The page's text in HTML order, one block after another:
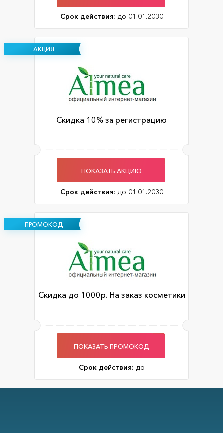
Срок действия: до 01.01.2030
АКЦИЯ
Скидка 10% за регистрацию
ПОКАЗАТЬ АКЦИЮ
Срок действия: до 01.01.2030
ПРОМОКОД
Скидка до 1000р. На заказ косметики
ПОКАЗАТЬ ПРОМОКОД
Срок действия: до